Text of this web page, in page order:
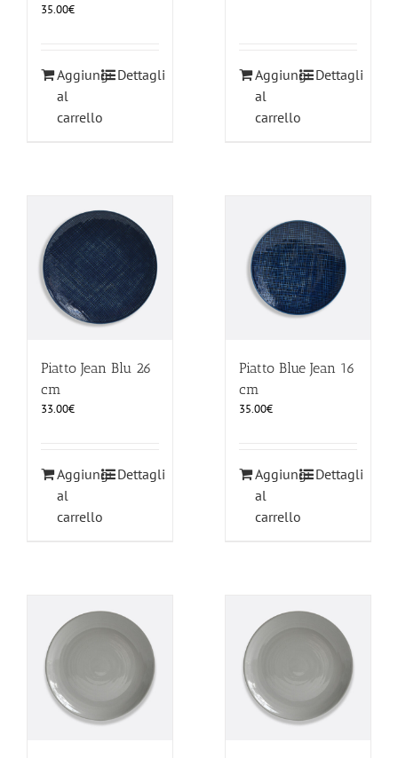
35.00€
Aggiungi
al
carrello
Dettagli
Aggiungi
al
carrello
Dettagli
Piatto Jean Blu 26
cm
33.00€
Aggiungi
al
carrello
Dettagli
Piatto Blue Jean 16
cm
35.00€
Aggiungi
al
carrello
Dettagli